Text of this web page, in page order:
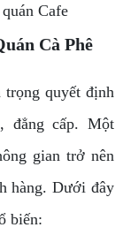
Cafe
Cà Phê
quyết định
đẳng cấp. Một
gian trở nên
hàng. Dưới đây
biến: